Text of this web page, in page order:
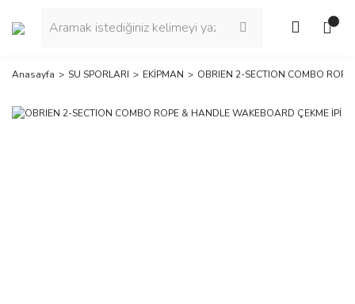
Anasayfa SU SPORLARI EKİPMAN OBRIEN 2-SECTION COMBO